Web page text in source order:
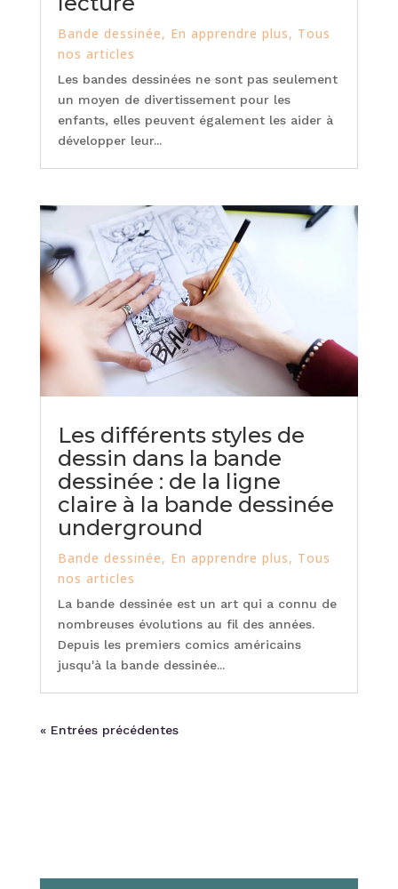
Bande dessinée, En apprendre plus, Tous
nos articles
Les bandes dessinées ne sont pas seulement
un moyen de divertissement pour les
enfants, elles peuvent également les aider à
développer leur...
Les différents styles de
dessin dans la bande
dessinée : de la ligne
claire à la bande dessinée
underground
Bande dessinée, En apprendre plus, Tous
nos articles
La bande dessinée est un art qui a connu de
nombreuses évolutions au fil des années.
Depuis les premiers comics américains
jusqu'à la bande dessinée...
« Entrées précédentes